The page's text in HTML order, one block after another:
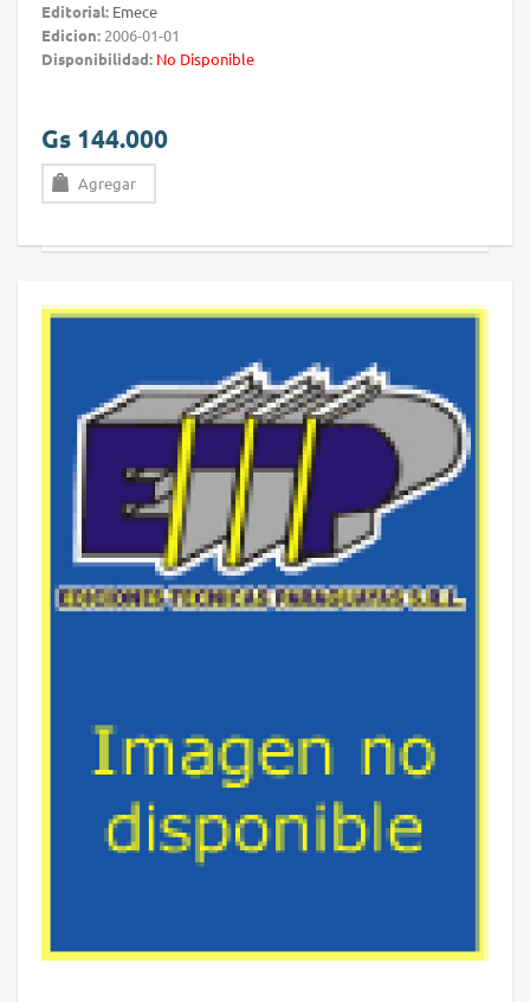
Editorial: Emece
Edicion: 2006-01-01
Disponibilidad: No Disponible
Gs 144.000
Agregar